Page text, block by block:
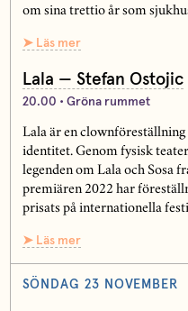
om sina trettio år som
➤ Läs mer
Lala — Stefan Ostojic
20.00 • Gröna rummet
Lala är en
identitet. Genom fysisk
legenden om Lala och Sosa
premiären 2022 har
prisats på internationella
➤ Läs mer
SÖNDAG 23 NOVEMBER